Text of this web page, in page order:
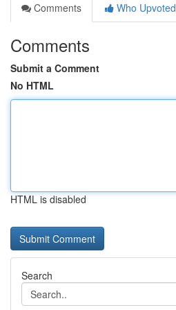
Comments
Who Upvoted
Comments
Submit a Comment
No HTML
HTML is disabled
Search